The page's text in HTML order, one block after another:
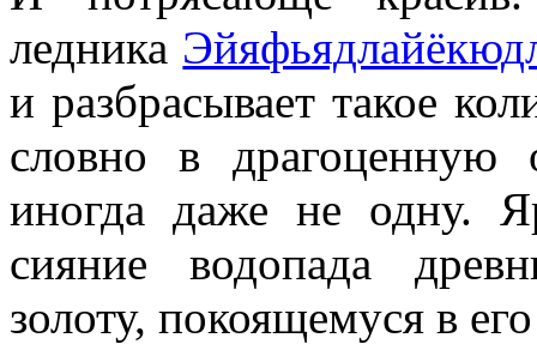
ледника
и разбрасывает такое
словно в драгоценную
иногда даже не одну.
сияние водопада
золоту, покоящемуся в